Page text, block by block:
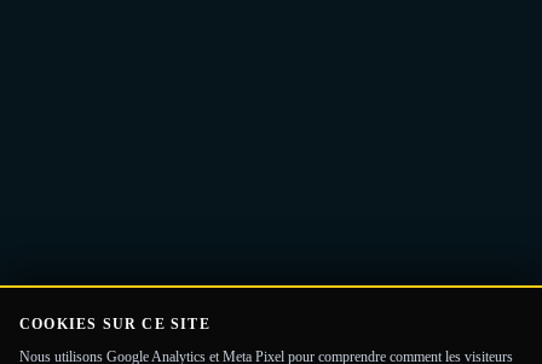
COOKIES SUR CE SITE
Nous utilisons Google Analytics et Meta Pixel pour comprendre comment les visiteurs